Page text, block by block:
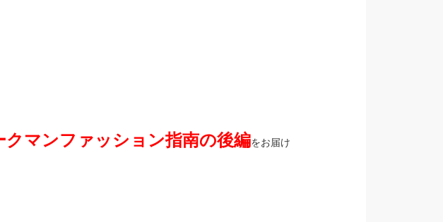
クマンファッション指南の後編をお届け